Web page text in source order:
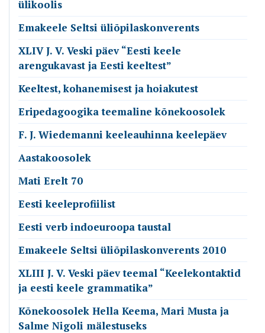
ülikoolis
Emakeele Seltsi üliõpilaskonverents
XLIV J. V. Veski päev “Eesti keele
arengukavast ja Eesti keeltest”
Keeltest, kohanemisest ja hoiakutest
Eripedagoogika teemaline kõnekoosolek
F. J. Wiedemanni keeleauhinna keelepäev
Aastakoosolek
Mati Erelt 70
Eesti keeleprofiilist
Eesti verb indoeuroopa taustal
Emakeele Seltsi üliõpilaskonverents 2010
XLIII J. V. Veski päev teemal “Keelekontaktid
ja eesti keele grammatika”
Kõnekoosolek Hella Keema, Mari Musta ja
Salme Nigoli mälestuseks